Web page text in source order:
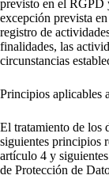
previsto en el RGPD
excepción prevista
registro de
finalidades, las
circunstancias
Principios aplicables
El tratamiento de los
siguientes principios
artículo 4 y
de Protección de